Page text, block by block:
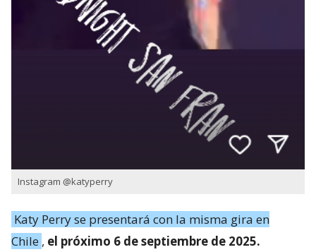
Instagram @katyperry
Katy Perry se presentará con la misma gira en
Chile , el próximo 6 de septiembre de 2025.